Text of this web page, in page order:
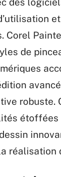
Corel
de
robuste.
étoffées
réalisation